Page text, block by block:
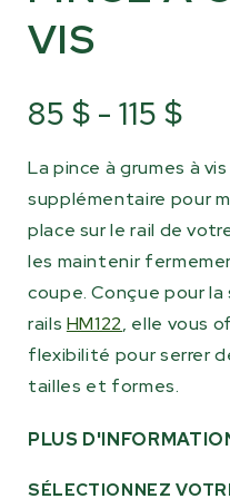
VIS
85 $ - 115 $
La pince à grumes à
supplémentaire pour
place sur le rail de
les maintenir
coupe. Conçue pour
rails HM122, elle vous
flexibilité pour serrer
tailles et formes.
PLUS
Bien que la scierie
SÉLECTIONNEZ